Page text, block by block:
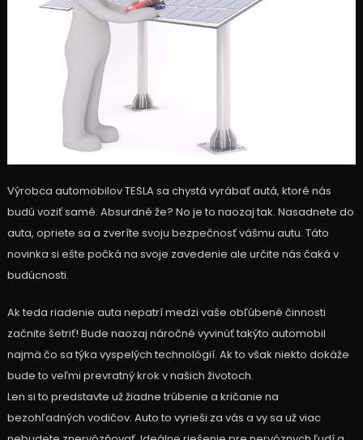
Výrobca automobilov TESLA sa chystá vyrábať autá, ktoré nás
budú voziť samé. Absurdné že? No je to naozaj tak. Nasadnete do
auta, opriete sa a zveríte svoju bezpečnosť vášmu autu. Táto
novinka si ešte počká na svoje zavedenie ale určite nás čaká v
budúcnosti.
Ak teda riadenie auta nepatrí medzi vaše obľúbené činnosti
začnite šetriť! Bude naozaj náročné vyvinúť takýto automobil
najmä čo sa týka vyspelých technológií. Ak to však niekto dokáže
bude to veľmi prevratný krok v našich životoch.
Len si to predstavte už žiadne trúbenie a kričanie na
bezohľadných vodičov. Auto to vyrieši za vás a vy sa už viac